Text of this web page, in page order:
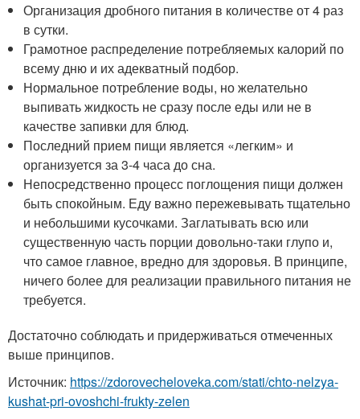
Организация дробного питания в количестве от 4 раз
в сутки.
Грамотное распределение потребляемых калорий по
всему дню и их адекватный подбор.
Нормальное потребление воды, но желательно
выпивать жидкость не сразу после еды или не в
качестве запивки для блюд.
Последний прием пищи является «легким» и
организуется за 3-4 часа до сна.
Непосредственно процесс поглощения пищи должен
быть спокойным. Еду важно пережевывать тщательно
и небольшими кусочками. Заглатывать всю или
существенную часть порции довольно-таки глупо и,
что самое главное, вредно для здоровья. В принципе,
ничего более для реализации правильного питания не
требуется.
Достаточно соблюдать и придерживаться отмеченных
выше принципов.
Источник: https://zdorovecheloveka.com/stati/chto-nelzya-
kushat-pri-ovoshchi-frukty-zelen